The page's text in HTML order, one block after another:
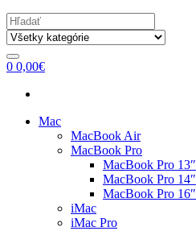
Search
for:
0 0,00€
Mac
MacBook Air
MacBook Pro
MacBook Pro 13″
MacBook Pro 14″
MacBook Pro 16″
iMac
iMac Pro